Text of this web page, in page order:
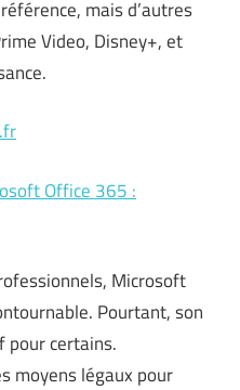
mais d’autres
Video, Disney+, et
Office 365 :
Microsoft
Pourtant, son
pour certains.
moyens légaux pour